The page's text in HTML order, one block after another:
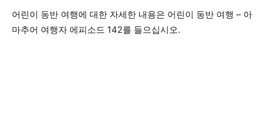
어린이 동반 여행에 대한 자세한 내용은 어린이 동반 여행 – 아
마추어 여행자 에피소드 142를 들으십시오.